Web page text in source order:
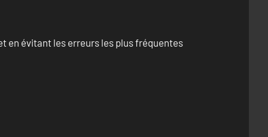
en évitant les erreurs les plus fréquentes